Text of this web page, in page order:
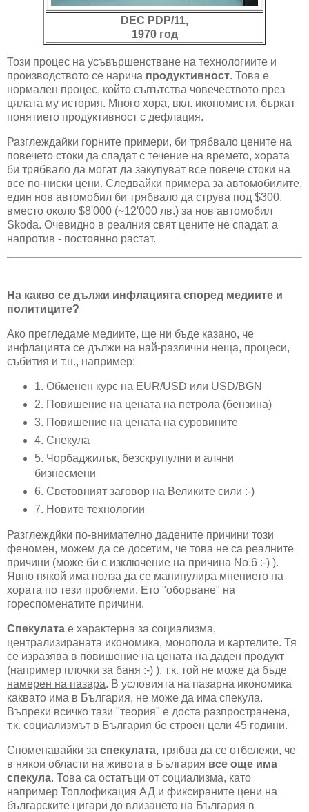
DEC PDP/11,
1970 год
Този процес на усъвършенстване на технологиите и
производството се нарича продуктивност. Това е
нормален процес, който съпътства човечеството през
цялата му история. Много хора, вкл. икономисти, бъркат
понятието продуктивност с дефлация.
Разглеждайки горните примери, би трябвало цените на
повечето стоки да спадат с течение на времето, хората
би трябвало да могат да закупуват все повече стоки на
все по-ниски цени. Следвайки примера за автомобилите,
един нов автомобил би трябвало да струва под $300,
вместо около $8'000 (~12'000 лв.) за нов автомобил
Skoda. Очевидно в реалния свят цените не спадат, а
напротив - постоянно растат.
На какво се дължи инфлацията според медиите и
политиците?
Ако прегледаме медиите, ще ни бъде казано, че
инфлацията се дължи на най-различни неща, процеси,
събития и т.н., например:
1. Обменен курс на EUR/USD или USD/BGN
2. Повишение на цената на петрола (бензина)
3. Повишение на цената на суровините
4. Спекула
5. Чорбаджилък, безскрупулни и алчни
бизнесмени
6. Световният заговор на Великите сили :-)
7. Новите технологии
Разглеждйки по-внимателно дадените причини този
феномен, можем да се досетим, че това не са реалните
причини (може би с изключение на причина No.6 :-) ).
Явно някой има полза да се манипулира мнението на
хората по тези проблеми. Ето "оборване" на
гореспоменатите причини.
Спекулата е характерна за социализма,
централизираната икономика, монопола и картелите. Тя
се изразява в повишение на цената на даден продукт
(например плочки за баня :-) ), т.к. той не може да бъде
намерен на пазара. В условията на пазарна икономика
каквато има в България, не може да има спекула.
Въпреки всичко тази "теория" е доста разпространена,
т.к. социализмът в България бе строен цели 45 години.
Споменавайки за спекулата, трябва да се отбележи, че
в някои области на живота в България все още има
спекула. Това са остатъци от социализма, като
например Топлофикация АД и фиксираните цени на
българските цигари до влизането на България в